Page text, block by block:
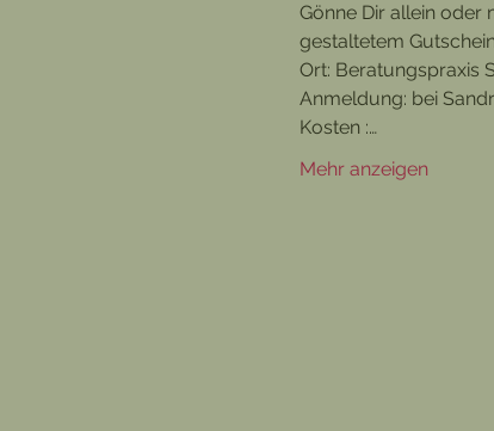
Gönne Dir allein oder
gestaltetem
Ort: Beratungspraxis
Anmeldung: bei
Kosten :…
Mehr anzeigen